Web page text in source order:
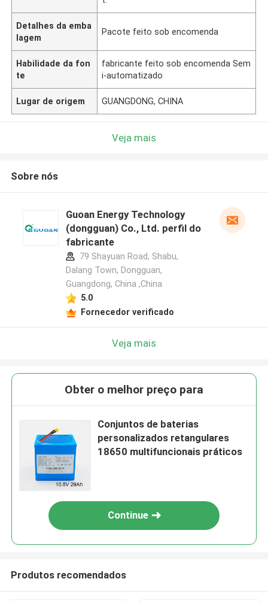
Detalhes da emba
lagem
Pacote feito sob encomenda
Habilidade da fon
te
fabricante feito sob encomenda Sem
i-automatizado
Lugar de origem GUANGDONG, CHINA
Veja mais
Sobre nós
Guoan Energy Technology
(dongguan) Co., Ltd. perfil do
fabricante
79 Shayuan Road, Shabu,
Dalang Town, Dongguan,
Guangdong, China ,China
5.0
Fornecedor verificado
Veja mais
Obter o melhor preço para
Conjuntos de baterias
personalizados retangulares
18650 multifuncionais práticos
Continue
Produtos recomendados